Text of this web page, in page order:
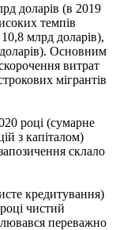
доларів (в 2019
темпів
млрд доларів),
Основним
витрат
мігрантів
році (сумарне
з капіталом)
склало
кредитування)
чистий
переважно